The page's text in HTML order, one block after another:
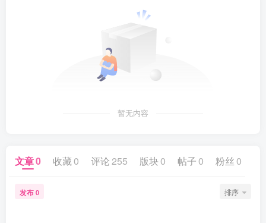
暂无内容
文章0 收藏 0 评论255 版块 0 帖子 0 粉丝 0
发布 0 排序